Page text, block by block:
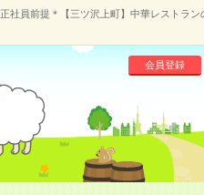
正社員前提＊【三ツ沢上町】中華レストラ
会員登録